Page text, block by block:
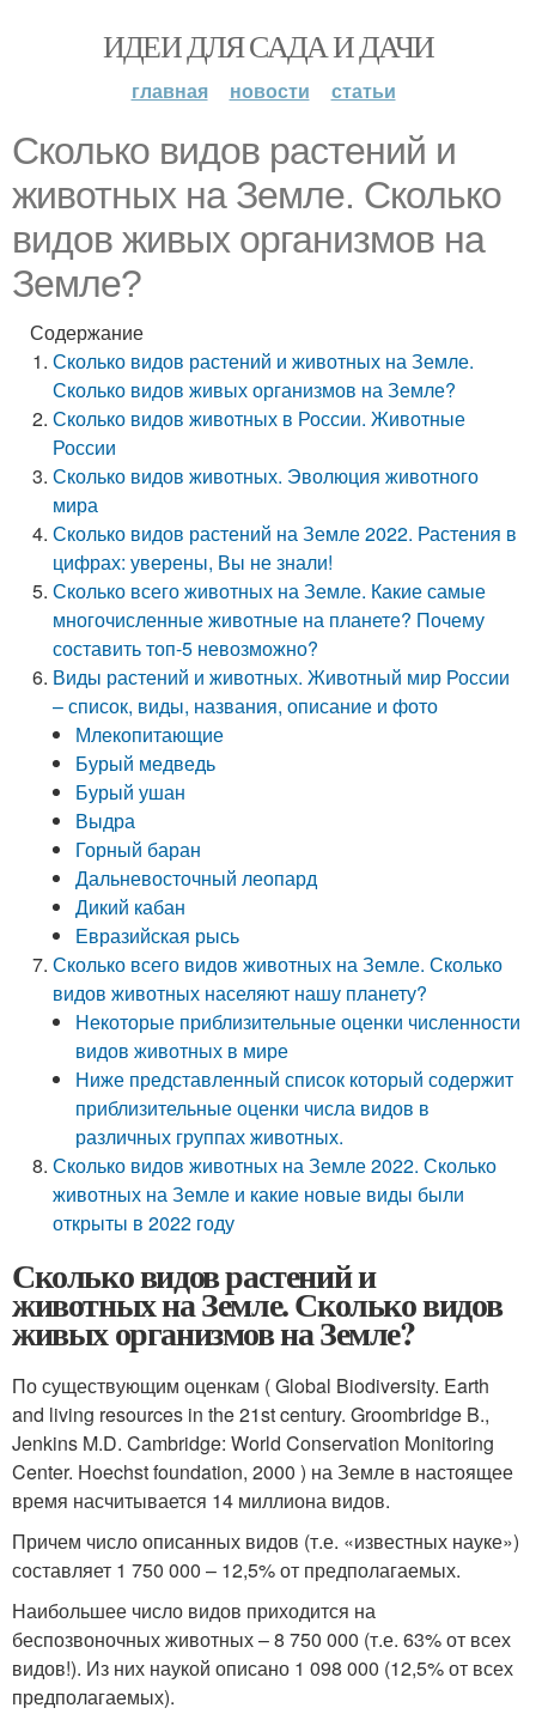
ИДЕИ ДЛЯ САДА И ДАЧИ
главная новости статьи
Сколько видов растений и
животных на Земле. Сколько
видов живых организмов на
Земле?
Содержание
Сколько видов растений и животных на Земле.
Сколько видов живых организмов на Земле?
Сколько видов животных в России. Животные
России
Сколько видов животных. Эволюция животного
мира
Сколько видов растений на Земле 2022. Растения в
цифрах: уверены, Вы не знали!
Сколько всего животных на Земле. Какие самые
многочисленные животные на планете? Почему
составить топ-5 невозможно?
Виды растений и животных. Животный мир России
– список, виды, названия, описание и фото
Млекопитающие
Бурый медведь
Бурый ушан
Выдра
Горный баран
Дальневосточный леопард
Дикий кабан
Евразийская рысь
Сколько всего видов животных на Земле. Сколько
видов животных населяют нашу планету?
Некоторые приблизительные оценки численности
видов животных в мире
Ниже представленный список который содержит
приблизительные оценки числа видов в
различных группах животных.
Сколько видов животных на Земле 2022. Сколько
животных на Земле и какие новые виды были
открыты в 2022 году
Сколько видов растений и
животных на Земле. Сколько видов
живых организмов на Земле?
По существующим оценкам ( Global Biodiversity. Earth
and living resources in the 21st century. Groombridge B.,
Jenkins M.D. Cambridge: World Conservation Monitoring
Center. Hoechst foundation, 2000 ) на Земле в настоящее
время насчитывается 14 миллиона видов.
Причем число описанных видов (т.е. «известных науке»)
составляет 1 750 000 – 12,5% от предполагаемых.
Наибольшее число видов приходится на
беспозвоночных животных – 8 750 000 (т.е. 63% от всех
видов!). Из них наукой описано 1 098 000 (12,5% от всех
предполагаемых).